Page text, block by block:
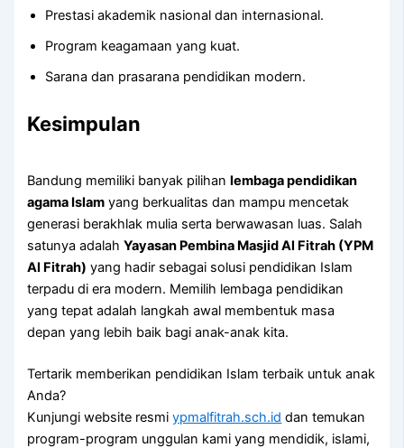
Prestasi akademik nasional dan internasional.
Program keagamaan yang kuat.
Sarana dan prasarana pendidikan modern.
Kesimpulan
Bandung memiliki banyak pilihanlembaga pendidikan
agama Islam yang berkualitas dan mampu mencetak
generasi berakhlak mulia serta berwawasan luas. Salah
satunya adalahYayasan Pembina Masjid Al Fitrah (YPM
Al Fitrah) yang hadir sebagai solusi pendidikan Islam
terpadu di era modern. Memilih lembaga pendidikan
yang tepat adalah langkah awal membentuk masa
depan yang lebih baik bagi anak-anak kita.
Tertarik memberikan pendidikan Islam terbaik untuk anak
Anda?
Kunjungi website resmiypmalfitrah.sch.id dan temukan
program-program unggulan kami yang mendidik, islami,